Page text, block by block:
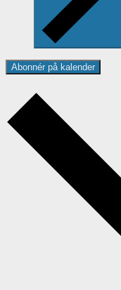
Abonnér på kalender